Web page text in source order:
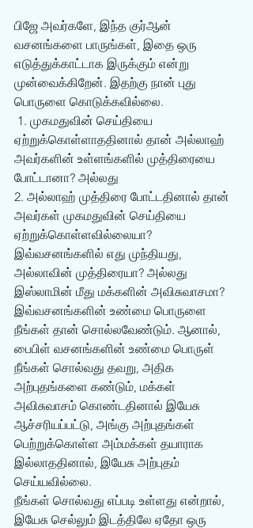
பிஜே அவர்களே, இந்த குர்ஆன்
வசனங்களை பாருங்கள், இதை ஒரு
எடுத்துக்காட்டாக இருக்கும் என்று
முன்வைக்கிறேன். இதற்கு நான் புது
பொருளை கொடுக்கவில்லை.
ஏற்றுக்கொள்ளாததினால் தான் அல்லாஹ்
அவர்களின் உள்ளங்களில் முத்திரையை
போட்டானா? அல்லது
2. அல்லாஹ் முத்திரை போட்டதினால் தான்
அவர்கள் முகமதுவின் செய்தியை
ஏற்றுக்கொள்ளவில்லையா?
இவ்வசனங்களில் எது முந்தியது,
அல்லாவின் முத்திரையா? அல்லது
இஸ்லாமின் மீது மக்களின் அவிசுவாசமா?
இவ்வசனங்களின் உண்மை பொருளை
நீங்கள் தான் சொல்லவேண்டும். ஆனால்,
பைபிள் வசனங்களின் உண்மை பொருள்
நீங்கள் சொல்வது தவறு, அதிக
அற்புதங்களை கண்டும், மக்கள்
அவிசுவாசம் கொண்டதினால் இயேசு
ஆச்சரியப்பட்டு, அங்கு அற்புதங்கள்
பெற்றுக்கொள்ள அம்மக்கள் தயாராக
இல்லாததினால், இயேசு அற்புதம்
செய்யவில்லை.
நீங்கள் சொல்வது எப்படி உள்ளது என்றால்,
இயேசு செல்லும் இடத்திலே ஏதோ ஒரு